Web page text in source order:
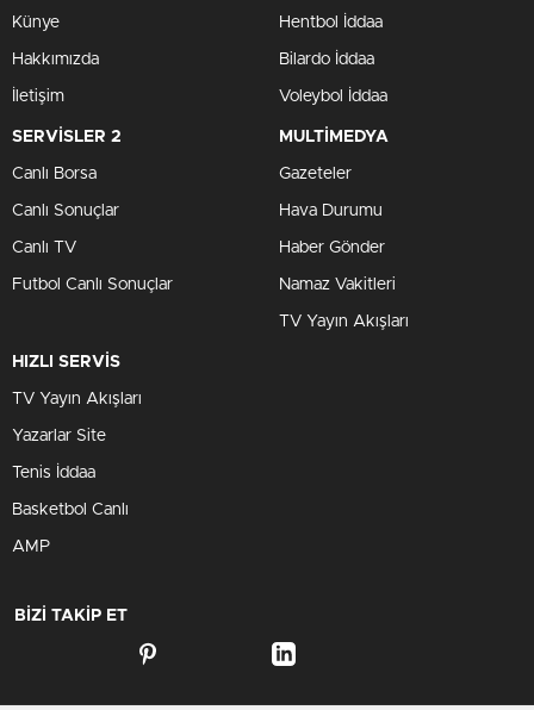
Künye
Hakkımızda
İletişim
Hentbol İddaa
Bilardo İddaa
Voleybol İddaa
SERVİSLER 2
Canlı Borsa
Canlı Sonuçlar
Canlı TV
Futbol Canlı Sonuçlar
MULTİMEDYA
Gazeteler
Hava Durumu
Haber Gönder
Namaz Vakitleri
TV Yayın Akışları
HIZLI SERVİS
TV Yayın Akışları
Yazarlar Site
Tenis İddaa
Basketbol Canlı
AMP
BİZİ TAKİP ET